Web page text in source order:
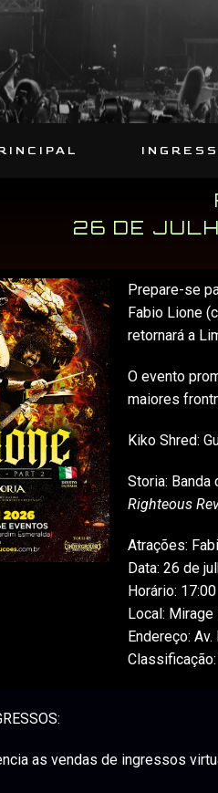
26 DE
Prepare-se
Fabio Lione
retornará a
O evento
maiores
Kiko Shred:
Storia: Banda
Righteous
Atrações:
Data: 26 de
Horário: 17:00
Local: Mirage
Endereço:
as vendas de ingressos